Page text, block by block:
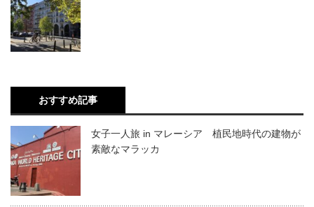
おすすめ記事
女子一人旅 in マレーシア 植民地時代の建物が
素敵なマラッカ